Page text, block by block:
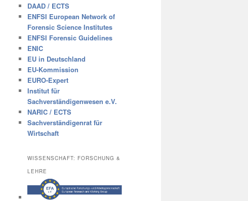
DAAD / ECTS
ENFSI European Network of
Forensic Science Institutes
ENFSI Forensic Guidelines
ENIC
EU in Deutschland
EU-Kommission
EURO-Expert
Institut für
Sachverständigenwesen e.V.
NARIC / ECTS
Sachverständigenrat für
Wirtschaft
WISSENSCHAFT: FORSCHUNG &
LEHRE